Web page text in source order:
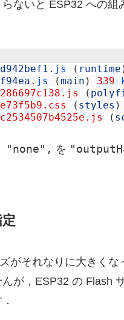
ないと ESP32 への
. js ( runtime
. js (main ) 339
(
( styles )
(
"none", を
がそれなりに大きくな
が，ESP32 の Flash